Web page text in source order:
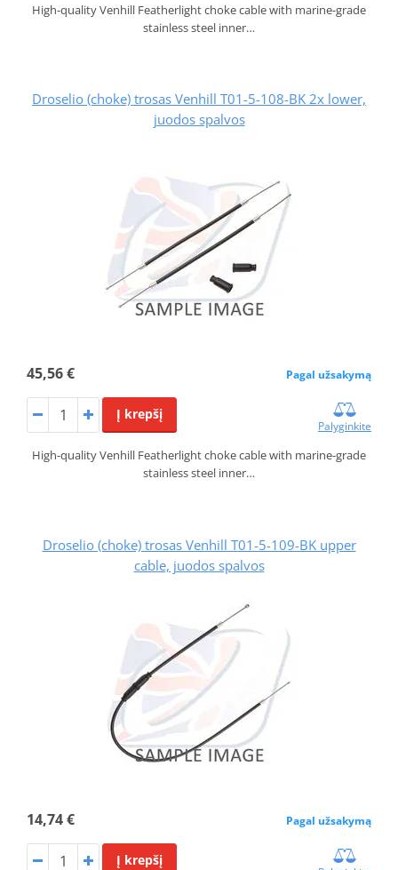
High-quality Venhill Featherlight choke cable with marine-grade
stainless steel inner…
Droselio (choke) trosas Venhill T01-5-108-BK 2x lower,
juodos spalvos
45,56 € Pagal užsakymą
Į krepšį
Palyginkite
High-quality Venhill Featherlight choke cable with marine-grade
stainless steel inner…
Droselio (choke) trosas Venhill T01-5-109-BK upper
cable, juodos spalvos
14,74 € Pagal užsakymą
Į krepšį